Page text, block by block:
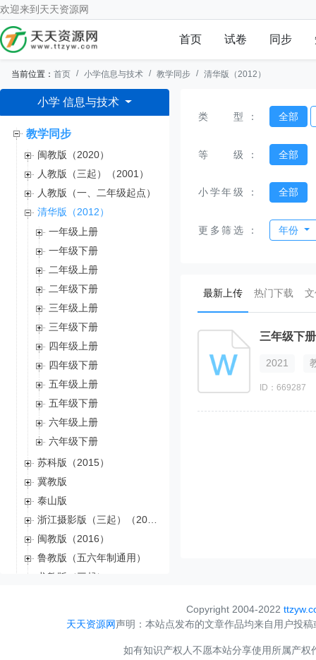
欢迎来到 天天资源网
首页 试卷 同步
当前位置： 首页 小学信息与技术 教学同步 清华版（2012）
小学 信息与技术
教学同步
闽教版（2020）
人教版（三起）（2001）
人教版（一、二年级起点）
清华版（2012）
一年级上册
一年级下册
二年级上册
二年级下册
三年级上册
三年级下册
四年级上册
四年级下册
五年级上册
五年级下册
六年级上册
六年级下册
苏科版（2015）
冀教版
泰山版
浙江摄影版（三起）（2012）
闽教版（2016）
鲁教版（五六年制通用）
龙教版（三起）
电子工业版（内蒙古）
类型 ： 全部
等级 ： 全部
小学年级 ： 全部
更多筛选 ： 年份
最新上传(current)
热门下载
三年级下
2021
ID：669287
Copyright 2004-2022
天天资源网声明：本站点发布的文章作品均来自用户投
如有知识产权人不愿本站分享使用所属产